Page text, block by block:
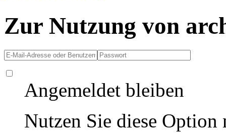
Zur Nutzung von
Angemeldet bleiben
Nutzen Sie diese